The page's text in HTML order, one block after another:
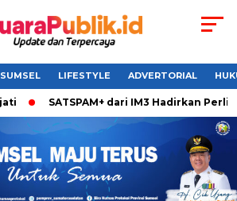
SUMSEL LIFESTYLE ADVERTORIAL
SATSPAM+ dari IM3 Hadirkan